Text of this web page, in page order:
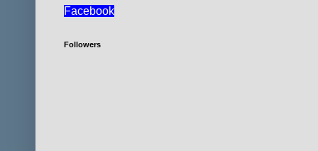
Facebook
Followers